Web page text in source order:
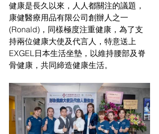
健康是長久以來，人人都關注的議題，
康健醫療用品有限公司創辦人之一
(Ronald)，同樣極度注重健康，為了支
持兩位健康大使及代言人，特意送上
EXGEL日本生活坐墊，以維持腰部及脊
骨健康，共同締造健康生活。